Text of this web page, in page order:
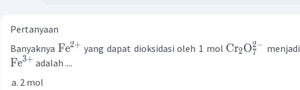
Pertanyaan
Banyaknya Fe2+ yang dapat dioksidasi oleh 1 mol Cr2O7
2− menjadi
Fe3+ adalah ....
2 mol